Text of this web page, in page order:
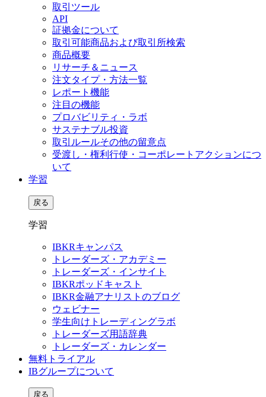
取引ツール
API
証拠金について
取引可能商品および取引所検索
商品概要
リサーチ＆ニュース
注文タイプ・方法一覧
レポート機能
注目の機能
プロバビリティ・ラボ
サステナブル投資
取引ルールその他の留意点
受渡し・権利行使・コーポレートアクションにつ
いて
学習
戻る
学習
IBKRキャンパス
トレーダーズ・アカデミー
トレーダーズ・インサイト
IBKRポッドキャスト
IBKR金融アナリストのブログ
ウェビナー
学生向けトレーディングラボ
トレーダーズ用語辞典
トレーダーズ・カレンダー
無料トライアル
IBグループについて
戻る